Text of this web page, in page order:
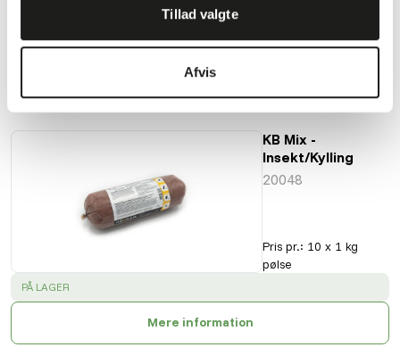
Tillad valgte
Afvis
Også interessant
KB Mix -
Insekt/Kylling
20048
Pris pr.: 10 x 1 kg
pølse
SUCCESS
PÅ LAGER
Mere information